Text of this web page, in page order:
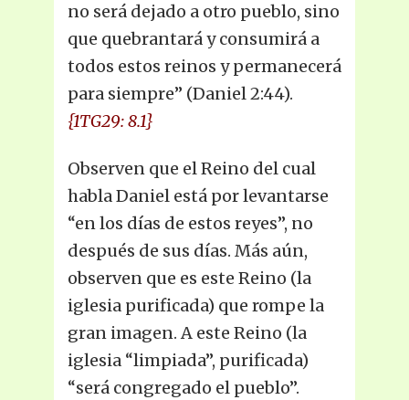
no será dejado a otro pueblo, sino
que quebrantará y consumirá a
todos estos reinos y permanecerá
para siempre” (Daniel 2:44).
{1TG29: 8.1}
Observen que el Reino del cual
habla Daniel está por levantarse
“en los días de estos reyes”, no
después de sus días. Más aún,
observen que es este Reino (la
iglesia purificada) que rompe la
gran imagen. A este Reino (la
iglesia “limpiada”, purificada)
“será congregado el pueblo”.